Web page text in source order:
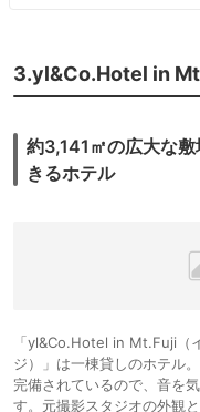
3.yl&Co.Hotel in
約3,141㎡の広大な
きるホテル
「yl&Co.Hotel in Mt.Fuji（
ジ）」は一棟貸しのホテル
完備されているので、音を
す。元撮影スタジオの外観